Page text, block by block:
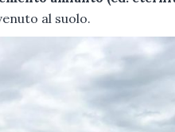
al suolo.